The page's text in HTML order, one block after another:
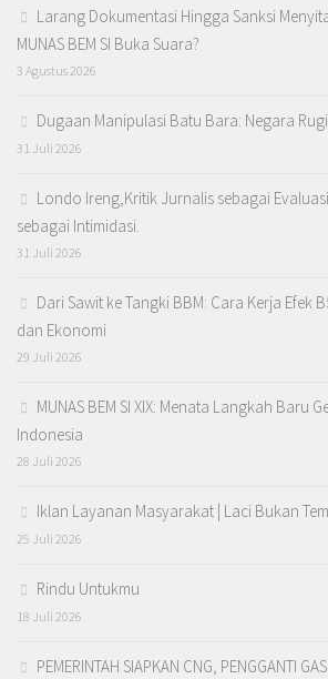
Larang Dokumentasi Hingga Sanksi
MUNAS BEM SI Buka Suara?
3 Agustus 2026
Dugaan Manipulasi Batu Bara: Negara
31 Juli 2026
Londo Ireng,Kritik Jurnalis sebagai
sebagai Intimidasi.
31 Juli 2026
Dari Sawit ke Tangki BBM: Cara Kerja Efek
dan Ekonomi
29 Juli 2026
MUNAS BEM SI XIX: Menata Langkah Baru
Indonesia
28 Juli 2026
Iklan Layanan Masyarakat | Laci Bukan
25 Juli 2026
Rindu Untukmu
18 Juli 2026
PEMERINTAH SIAPKAN CNG, PENGGANTI